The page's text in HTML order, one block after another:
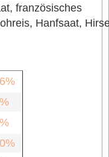
französisches
Hanfsaat,